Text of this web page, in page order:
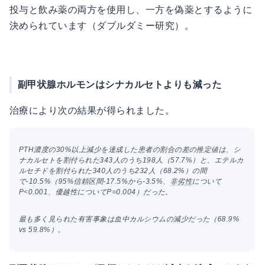
投与と飲み薬の両方を使用し、一方を偽薬とするように
決められています（ダブルダミー研究）。
副甲状腺ホルモンはシナカルセトよりも減った
治療により次の結果が得られました。
PTH濃度の30%以上減少を達成した患者の割合の差の推定値は、シ
ナカルセトを割付られた343人のうち198人（57.7%）と、エテルカ
ルセチドを割付られた340人のうち232人（68.2%）の間
で-10.5%（95%信頼区間-17.5%から-3.5%、 非劣性について
P<0.001、優越性についてP=0.004）だった。
最も多く見られた有害事象は血中カルシウムの減少だった（68.9%
vs 59.8%）。